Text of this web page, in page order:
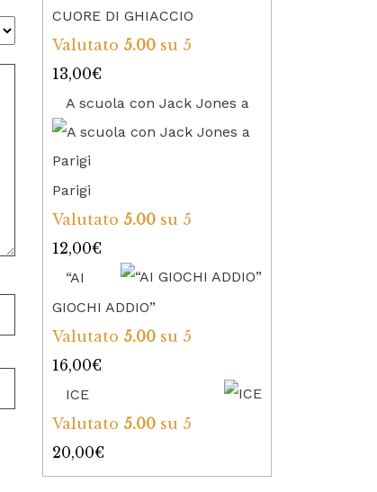
CUORE DI GHIACCIO
Valutato 5.00 su 5
13,00€
A scuola con Jack Jones a
Parigi
Valutato 5.00 su 5
12,00€
“AI
GIOCHI ADDIO”
Valutato 5.00 su 5
16,00€
ICE
Valutato 5.00 su 5
20,00€